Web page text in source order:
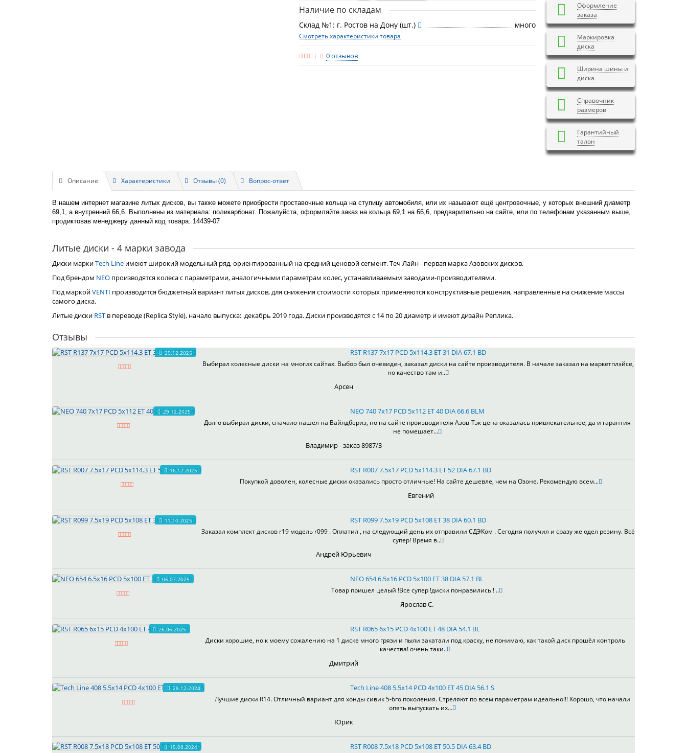
Наличие по складам
Склад №1: г. Ростов на Дону (шт.) много
Смотреть характеристики товара
0 отзывов
Оформление
заказа
Маркировка
диска
Ширина шины и
диска
Справочник
размеров
Гарантийный
талон
Описание Характеристики Отзывы (0) Вопрос-ответ
В нашем интернет магазине литых дисков, вы также можете приобрести проставочные кольца на ступицу автомобиля, или их называют ещё центровочные, у которых внешний диаметр
69,1, а внутренний 66,6. Выполнены из материала: поликарбонат. Пожалуйста, оформляйте заказ на кольца 69,1 на 66,6, предварительно на сайте, или по телефонам указанным выше,
продиктовав менеджеру данный код товара: 14439-07
Литые диски - 4 марки завода
Диски маркиTech Line имеют широкий модельный ряд, ориентированный на средний ценовой сегмент. Теч Лайн - первая марка Азовских дисков.
Под брендом NEO производятся колеса с параметрами, аналогичными параметрам колес, устанавливаемым заводами-производителями.
Под маркойVENTI производится бюджетный вариант литых дисков, для снижения стоимости которых применяются конструктивные решения, направленные на снижение массы
самого диска.
Литые диски RST в переводе (Replica Style), начало выпуска: декабрь 2019 года. Диски производятся с 14 по 20 диаметр и имеют дизайн Реплика.
Отзывы
29.12.2025 RST R137 7x17 PCD 5x114.3 ET 31 DIA 67.1 BD
Выбирал колесные диски на многих сайтах. Выбор был очевиден, заказал диски на сайте производителя. В начале заказал на маркетплэйсе,
но качество там и..
Арсен
29.12.2025 NEO 740 7x17 PCD 5x112 ET 40 DIA 66.6 BLM
Долго выбирал диски, сначало нашел на Вайлдбериз, но на сайте производителя Азов-Тэк цена оказалась привлекательнее, да и гарантия
не помешает...
Владимир - заказ 8987/3
16.12.2025 RST R007 7.5x17 PCD 5x114.3 ET 52 DIA 67.1 BD
Покупкой доволен, колесные диски оказались просто отличные! На сайте дешевле, чем на Озоне. Рекомендую всем...
Евгений
11.10.2025 RST R099 7.5x19 PCD 5x108 ET 38 DIA 60.1 BD
Заказал комплект дисков r19 модель r099 . Оплатил , на следующий день их отправили СДЭКом . Сегодня получил и сразу же одел резину. Всё
супер! Время в..
Андрей Юрьевич
06.07.2025 NEO 654 6.5x16 PCD 5x100 ET 38 DIA 57.1 BL
Товар пришел целый !Все супер !диски понравились ! ..
Ярослав С.
26.06.2025 RST R065 6x15 PCD 4x100 ET 48 DIA 54.1 BL
Диски хорошие, но к моему сожалению на 1 диске много грязи и пыли закатали под краску, не понимаю, как такой диск прошёл контроль
качества! очень таки..
Дмитрий
28.12.2024 Tech Line 408 5.5x14 PCD 4x100 ET 45 DIA 56.1 S
Лучшие диски R14. Отличный вариант для хонды сивик 5-6го поколения. Стреляют по всем параметрам идеально!!! Хорошо, что начали
опять выпускать их...
Юрик
15.08.2024 RST R008 7.5x18 PCD 5x108 ET 50.5 DIA 63.4 BD